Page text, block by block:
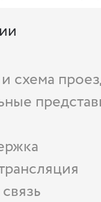
схема